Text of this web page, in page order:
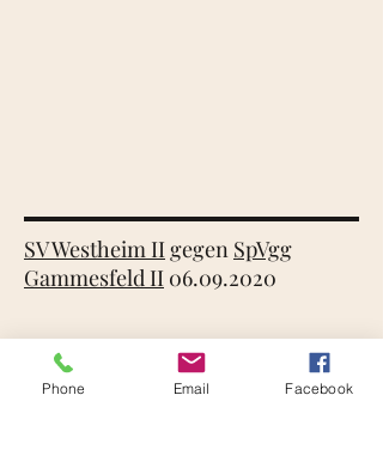
SV Westheim IIgegen SpVgg
Gammesfeld II 06.09.2020
Phone Email Facebook